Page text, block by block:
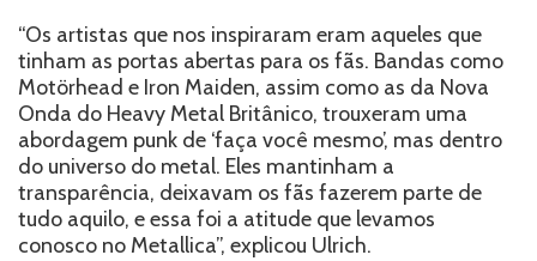
“Os artistas que nos inspiraram eram aqueles que
tinham as portas abertas para os fãs. Bandas como
Motörhead e Iron Maiden, assim como as da Nova
Onda do Heavy Metal Britânico, trouxeram uma
abordagem punk de ‘faça você mesmo’, mas dentro
do universo do metal. Eles mantinham a
transparência, deixavam os fãs fazerem parte de
tudo aquilo, e essa foi a atitude que levamos
conosco no Metallica”, explicou Ulrich.